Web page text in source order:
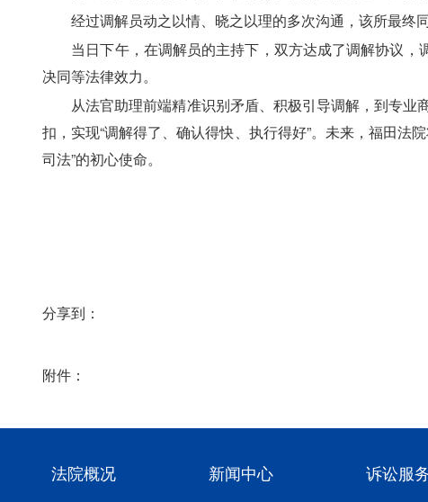
经过调解员动之以情、晓之以理的多次沟通，该所最终
当日下午，在调解员的主持下，双方达成了调解协议，
决同等法律效力。
从法官助理前端精准识别矛盾、积极引导调解，到专业
扣，实现“调解得了、确认得快、执行得好”。未来，福田法
司法”的初心使命。
分享到：
附件：
法院概况 新闻中心 诉讼服